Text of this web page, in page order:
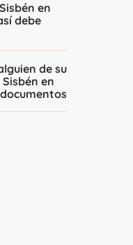
en
debe
de su
en